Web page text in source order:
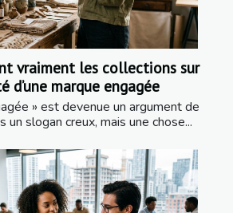
vraiment les collections sur
d’une marque engagée
» est devenue un argument de
un slogan creux, mais une chose...